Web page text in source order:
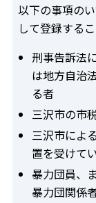
以下の事項の
して登録する
刑事告訴法
は地方自治
る者
三沢市の市
三沢市によ
置を受けて
暴力団員、
暴力団関係